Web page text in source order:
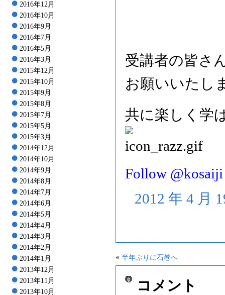
2016年12月
2016年10月
2016年9月
2016年7月
2016年5月
2016年3月
2015年12月
2015年10月
2015年9月
2015年8月
2015年7月
2015年5月
2015年3月
2014年12月
2014年10月
2014年9月
2014年8月
2014年7月
2014年6月
2014年5月
2014年4月
2014年3月
2014年2月
2014年1月
2013年12月
2013年11月
2013年10月
受講者の皆さ
お願いいたし
共に楽しく学
Follow @kosaiji
2012 年 4 月
« 半年ぶりに石巻へ
コメント